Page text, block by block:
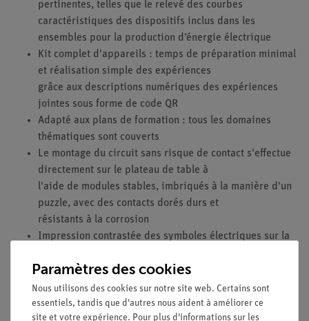
pertinentes, telles que le relevé des courbes
caractéristiques des dispositifs inclus dans les
ensembles pour la production d’énergie électrique
Kit complet d'appareils : temps de préparation minimal
et réalisation simple des expériences
grâce aux descriptions numériques des expériences
jointes sous forme de code QR
Adapté aux plans de formation : tous les domaines
thématiques sont couverts
Le montage du circuit sans risque de contact s'effectue
directement sur le plateau de table à
l'aide de modules stables, imbriqués à la manière d'un
puzzle, avec des contacts dorés durs et
résistants à la corrosion
Impression contrastée des symboles électriques sur la
Le set d'appareils se compose d'une boîte de rangement et
Paramètres des cookies
Nous utilisons des cookies sur notre site web. Certains sont
essentiels, tandis que d'autres nous aident à améliorer ce
site et votre expérience. Pour plus d'informations sur les